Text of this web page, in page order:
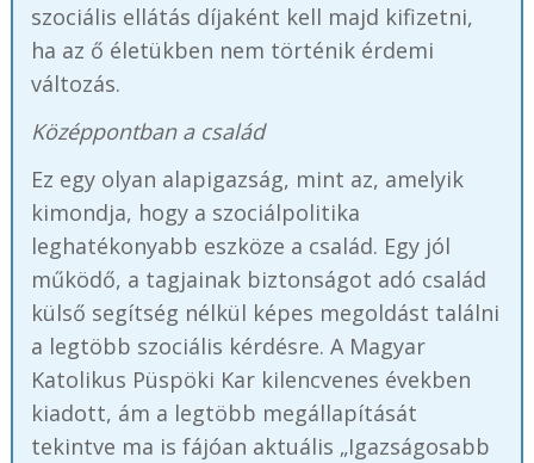
szociális ellátás díjaként kell majd kifizetni,
ha az ő életükben nem történik érdemi
változás.
Középpontban a család
Ez egy olyan alapigazság, mint az, amelyik
kimondja, hogy a szociálpolitika
leghatékonyabb eszköze a család. Egy jól
működő, a tagjainak biztonságot adó család
külső segítség nélkül képes megoldást találni
a legtöbb szociális kérdésre. A Magyar
Katolikus Püspöki Kar kilencvenes években
kiadott, ám a legtöbb megállapítását
tekintve ma is fájóan aktuális „Igazságosabb